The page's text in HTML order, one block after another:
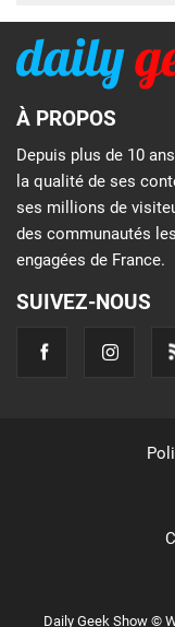
À PROPOS
Depuis plus de 10
la qualité de ses
ses millions de
des communautés
engagées de France.
SUIVEZ-NOUS
Daily Geek Show ©